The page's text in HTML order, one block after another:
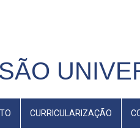
CURRICULARIZAÇÃO